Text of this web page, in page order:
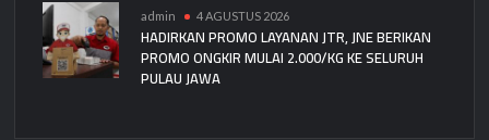
admin 4 AGUSTUS 2026
HADIRKAN PROMO LAYANAN JTR, JNE BERIKAN
PROMO ONGKIR MULAI 2.000/KG KE SELURUH
PULAU JAWA